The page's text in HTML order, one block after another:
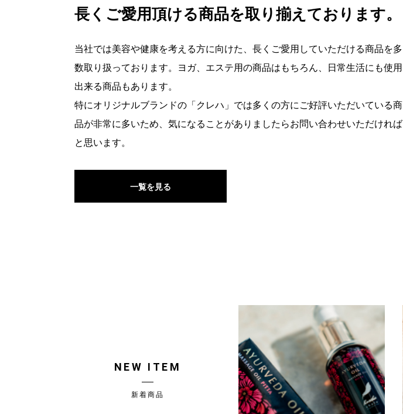
長くご愛用頂ける商品を取り揃えております。
当社では美容や健康を考える方に向けた、長くご愛用していただける商品を多
数取り扱っております。ヨガ、エステ用の商品はもちろん、日常生活にも使用
出来る商品もあります。
特にオリジナルブランドの「クレハ」では多くの方にご好評いただいている商
品が非常に多いため、気になることがありましたらお問い合わせいただければ
と思います。
一覧を見る
NEW ITEM
新着商品